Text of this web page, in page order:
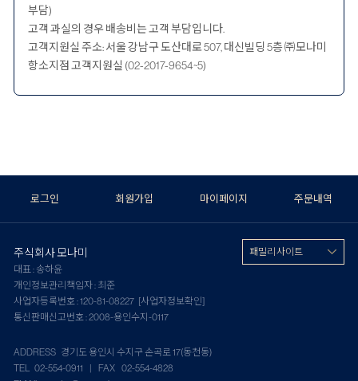
부담)
고객 과실의 경우 배송비는 고객 부담입니다.
고객지원실 주소: 서울 강남구 도산대로 507, 대신빌딩 5층 ㈜모나미
항소지점 고객지원실 (02-2017-9654~5)
로그인 회원가입 마이페이지 주문내역
주식회사 모나미
대표 : 송하윤
개인정보관리책임자 : 최준
사업자등록번호 : 120-81-08227 [사업자정보확인]
통신판매신고번호 : 2008-용인수지-0117
ADDRESS 경기도 용인시 수지구 손곡로 17(동천동)
TEL 02-554-0911 | FAX 02-554-4828
패밀리 사이트